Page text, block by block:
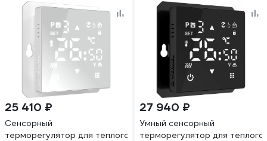
25 410 ₽
Сенсорный
терморегулятор для теплого пола
27 940 ₽
Умный сенсорный
терморегулятор для теплого